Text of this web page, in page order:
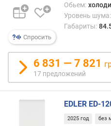
с
е
х
о
л
о
д
н
о
Спросить
Обьем:
Уровень шума:
Габариты:
6 831 — 7 821
17 предложений
EDLER ED-
2025 год без